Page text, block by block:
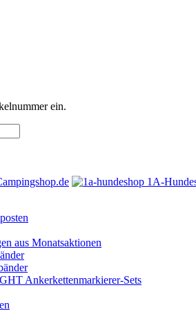
ein.
1A-
aus Monatsaktionen
Ankerkettenmarkierer-Sets